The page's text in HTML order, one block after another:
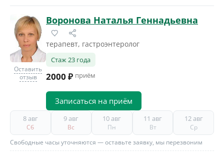
Оставить
отзыв
Воронова Наталья Геннадьевна
терапевт, гастроэнтеролог
Стаж 23 года
2000 ₽ приём
Записаться на приём
8 авг
Сб
9 авг
Вс
10 авг
Пн
11 авг
Вт
12 авг
Ср
Свободные часы уточняются — оставьте заявку, мы перезвоним